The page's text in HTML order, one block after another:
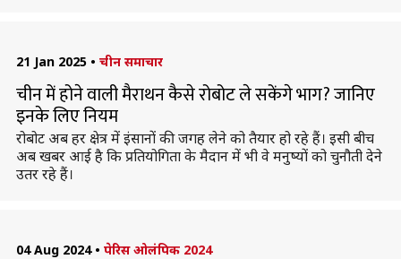
21 Jan 2025 • चीन समाचार
चीन में होने वाली मैराथन कैसे रोबोट ले सकेंगे भाग? जानिए
इनके लिए नियम
रोबोट अब हर क्षेत्र में इंसानों की जगह लेने को तैयार हो रहे हैं। इसी बीच
अब खबर आई है कि प्रतियोगिता के मैदान में भी वे मनुष्यों को चुनौती देने
उतर रहे हैं।
04 Aug 2024 • पेरिस ओलंपिक 2024